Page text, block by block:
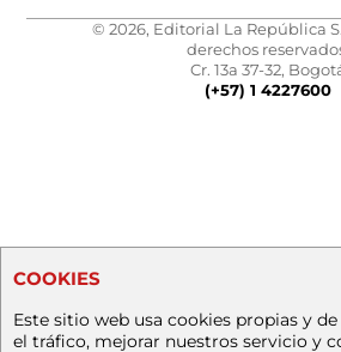
© 2026, Editorial La República
derechos
Cr. 13a 37-32,
(+57) 1 4227600
COOKIES
Este sitio web usa cookies propias y
el tráfico, mejorar nuestros servicio y